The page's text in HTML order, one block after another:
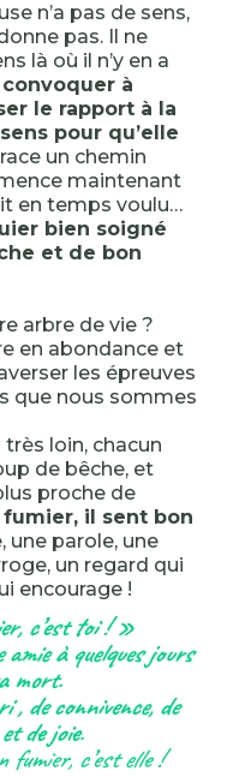
n’a pas de sens,
pas. Il ne
là où il n’y en a
à
le rapport à la
pour qu’elle
un chemin
maintenant
en temps voulu…
bien soigné
et de bon
arbre de vie ?
en abondance et
les épreuves
que nous sommes
loin, chacun
de bêche, et
proche de
fumier, il sent bon
une parole, une
un regard qui
encourage !
c’est toi ! »
à quelques jours
mort.
, de connivence, de
de joie.
fumier, c’est elle !